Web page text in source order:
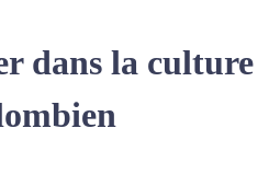
dans la culture